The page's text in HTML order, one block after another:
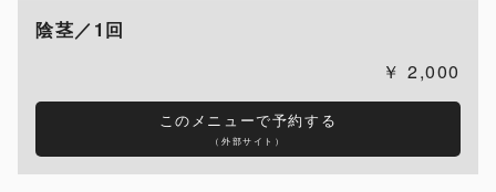
陰茎／1回
2,000
このメニューで予約する
（外部サイト）